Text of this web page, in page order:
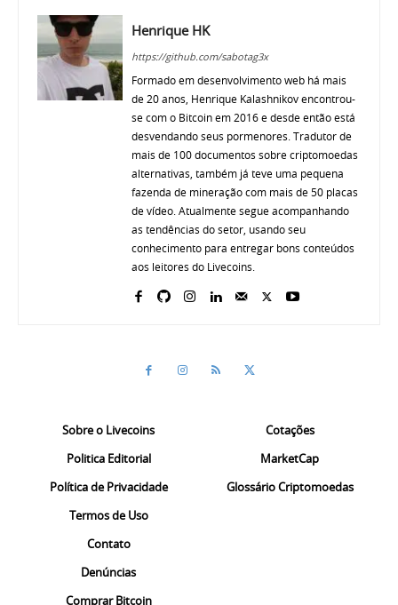
Henrique HK
https://github.com/sabotag3x
Formado em desenvolvimento web há mais
de 20 anos, Henrique Kalashnikov encontrou-
se com o Bitcoin em 2016 e desde então está
desvendando seus pormenores. Tradutor de
mais de 100 documentos sobre criptomoedas
alternativas, também já teve uma pequena
fazenda de mineração com mais de 50 placas
de vídeo. Atualmente segue acompanhando
as tendências do setor, usando seu
conhecimento para entregar bons conteúdos
aos leitores do Livecoins.
Sobre o Livecoins
Politica Editorial
Política de Privacidade
Termos de Uso
Contato
Denúncias
Comprar Bitcoin
Cotações
MarketCap
Glossário Criptomoedas